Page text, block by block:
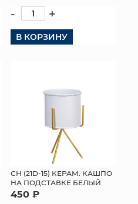
- +
В КОРЗИНУ
СН (21D-15) КЕРАМ. КАШПО
НА ПОДСТАВКЕ БЕЛЫЙ
450 ₽